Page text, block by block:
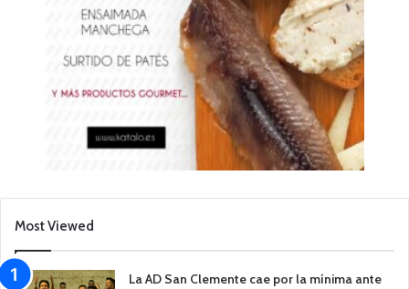
Most Viewed
La AD San Clemente cae por la mínima ante